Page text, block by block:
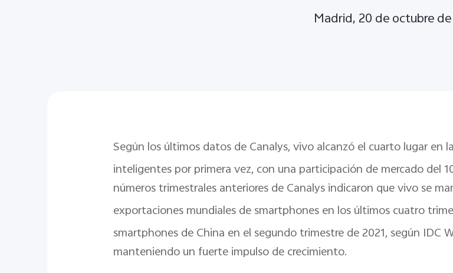
Madrid, 20 de octubre de
Según los últimos datos de Canalys, vivo alcanzó el cuarto lugar en
inteligentes por primera vez, con una participación de mercado del
números trimestrales anteriores de Canalys indicaron que vivo se
exportaciones mundiales de smartphones en los últimos cuatro
smartphones de China en el segundo trimestre de 2021, según IDC
manteniendo un fuerte impulso de crecimiento.